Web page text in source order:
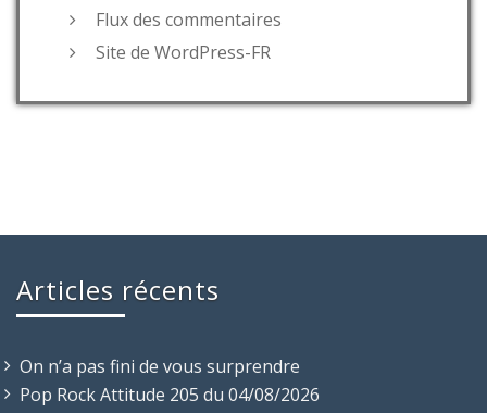
Flux des commentaires
Site de WordPress-FR
Articles récents
On n’a pas fini de vous surprendre
Pop Rock Attitude 205 du 04/08/2026